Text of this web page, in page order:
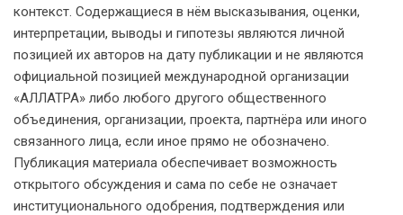
контекст. Содержащиеся в нём высказывания, оценки,
интерпретации, выводы и гипотезы являются личной
позицией их авторов на дату публикации и не являются
официальной позицией международной организации
«АЛЛАТРА» либо любого другого общественного
объединения, организации, проекта, партнёра или иного
связанного лица, если иное прямо не обозначено.
Публикация материала обеспечивает возможность
открытого обсуждения и сама по себе не означает
институционального одобрения, подтверждения или